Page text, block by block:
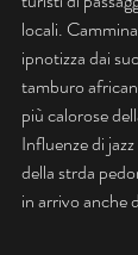
locali.
ipnotizza dai
tamburo
più calorose
Influenze di
della strda
in arrivo anche